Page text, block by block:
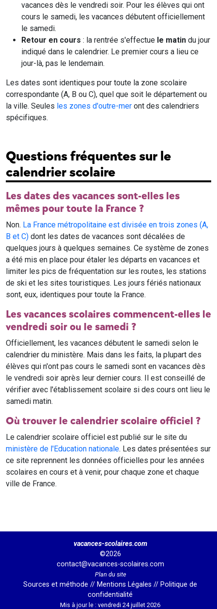
vacances dès le vendredi soir. Pour les élèves qui ont
cours le samedi, les vacances débutent officiellement
le samedi.
Retour en cours : la rentrée s'effectue le matin du jour
indiqué dans le calendrier. Le premier cours a lieu ce
jour-là, pas le lendemain.
Les dates sont identiques pour toute la zone scolaire
correspondante (A, B ou C), quel que soit le département ou
la ville. Seules les zones d'outre-mer ont des calendriers
spécifiques.
Questions fréquentes sur le
calendrier scolaire
Les dates des vacances sont-elles les
mêmes pour toute la France ?
Non. La France métropolitaine est divisée en trois zones (A,
B et C) dont les dates de vacances sont décalées de
quelques jours à quelques semaines. Ce système de zones
a été mis en place pour étaler les départs en vacances et
limiter les pics de fréquentation sur les routes, les stations
de ski et les sites touristiques. Les jours fériés nationaux
sont, eux, identiques pour toute la France.
Les vacances scolaires commencent-elles le
vendredi soir ou le samedi ?
Officiellement, les vacances débutent le samedi selon le
calendrier du ministère. Mais dans les faits, la plupart des
élèves qui n'ont pas cours le samedi sont en vacances dès
le vendredi soir après leur dernier cours. Il est conseillé de
vérifier avec l'établissement scolaire si des cours ont lieu le
samedi matin.
Où trouver le calendrier scolaire officiel ?
Le calendrier scolaire officiel est publié sur le site du
ministère de l'Education nationale. Les dates présentées sur
ce site reprennent les données officielles pour les années
scolaires en cours et à venir, pour chaque zone et chaque
ville de France.
vacances-scolaires.com
©2026
contact@vacances-scolaires.com
Plan du site
Sources et méthode // Mentions Légales // Politique de
confidentialité
Mis à jour le : vendredi 24 juillet 2026